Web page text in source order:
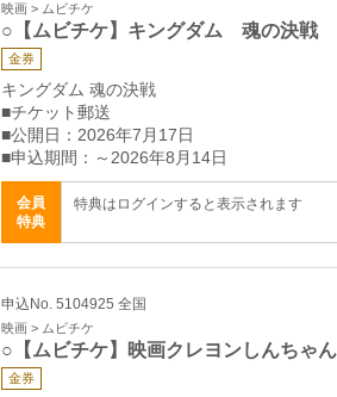
映画 > ムビチケ
○【ムビチケ】キングダム 魂の決戦
金券
キングダム 魂の決戦
■チケット郵送
■公開日：2026年7月17日
■申込期間：～2026年8月14日
会員
特典
特典はログインすると表示されます
申込No. 5104925 全国
映画 > ムビチケ
○【ムビチケ】映画クレヨンしんちゃん
金券